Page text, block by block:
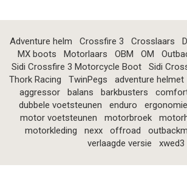
Adventure helm Crossfire 3 Crosslaars
MX boots
Motorlaars OBM OM
Sidi Crossfire 3 Motorcycle Boot
Sidi
Thork Racing
TwinPegs adventure helmet
aggressor
balans barkbusters
dubbele voetsteunen
enduro ergonomie
motor voetsteunen
motorbroek
motorkleding
nexx offroad
verlaagde versie
xwed3